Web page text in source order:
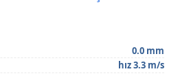
0.0 mm
hız 3.3 m/s